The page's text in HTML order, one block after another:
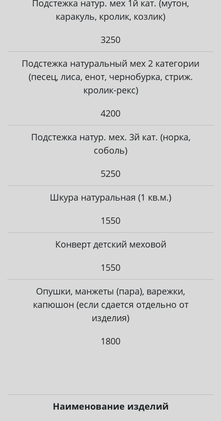
Подстежка натур. мех 1й кат. (мутон,
каракуль, кролик, козлик)
3250
Подстежка натуральный мех 2 категории
(песец, лиса, енот, чернобурка, стриж.
кролик-рекс)
4200
Подстежка натур. мех. 3й кат. (норка,
соболь)
5250
Шкура натуральная (1 кв.м.)
1550
Конверт детский меховой
1550
Опушки, манжеты (пара), варежки,
капюшон (если сдается отдельно от
изделия)
1800
Наименование изделий